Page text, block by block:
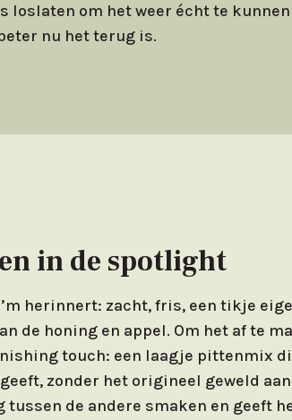
loslaten om het weer écht te
nu het terug is.
in de spotlight
herinnert: zacht, fris, een tikje
de honing en appel. Om het af te
touch: een laagje pittenmix
zonder het origineel geweld aan
de andere smaken en geeft